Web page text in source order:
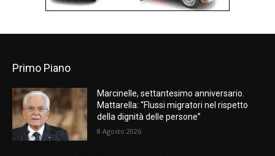
Primo Piano
Marcinelle, settantesimo anniversario.
Mattarella: “Flussi migratori nel rispetto
della dignità delle persone”
8 Agosto 2026